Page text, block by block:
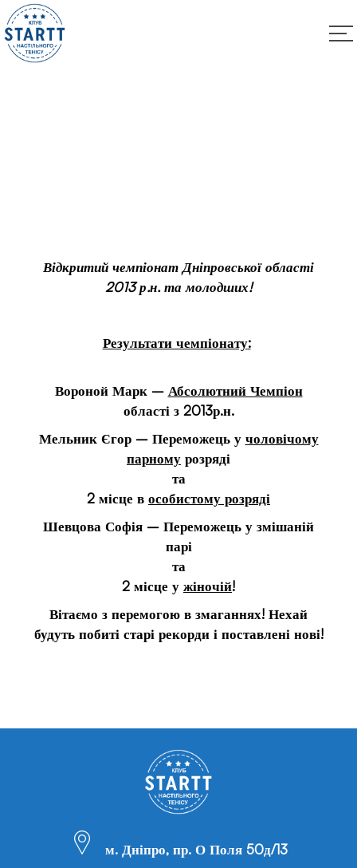
Відкритий чемпіонат Дніпровської області
2013 р.н. та молодших!
Результати чемпіонату:
Вороной Марк– Абсолютний Чемпіон
області з 2013р.н.
Мельник Єгор– Переможець у чоловічому
парному розряді
та
2 місце в особистому розряді
Шевцова Софія – Переможець у змішаній
парі
та
2 місце у жіночій!
Вітаємо з перемогою в змаганнях! Нехай
будуть побиті старі рекорди і поставлені нові!
м. Дніпро, пр. О Поля 50д/13